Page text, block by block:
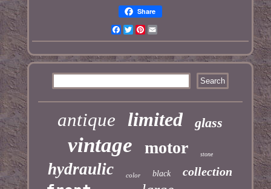
Share
Facebook
TwitterPinterest
antique limited glass
vintage motor stone
hydraulic color black collection